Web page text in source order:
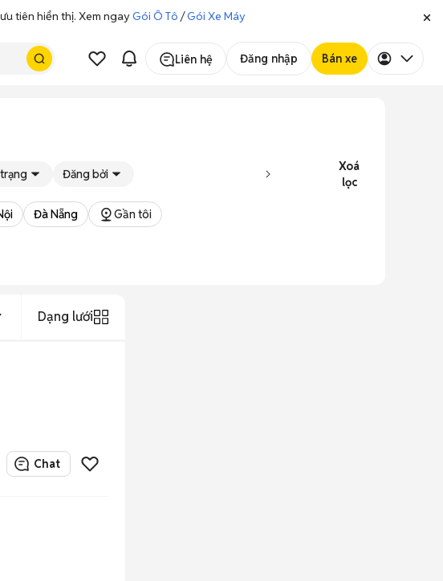
tiên hiển thị. Xem ngayGói Ô Tô /Gói Xe Máy
Liên hệ Đăng nhập Bán xe
Đăng bởi
Xoá
lọc
Đà Nẵng Gần tôi
Dạng lưới
Chat